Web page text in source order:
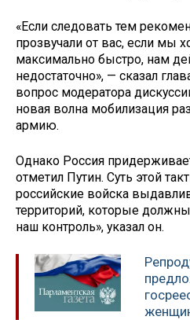
«Если следовать тем
прозвучали от вас, если мы
максимально быстро, нам
недостаточно», — сказал
вопрос модератора
новая волна мобилизация
армию.
Однако Россия
отметил Путин. Суть этой
российские войска
территорий, которые
наш контроль», указал он.